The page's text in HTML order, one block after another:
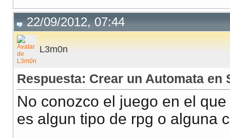
22/09/2012, 07:44
L3m0n
Respuesta: Crear un Automata en
No conozco el juego en el
es algun tipo de rpg o alguna